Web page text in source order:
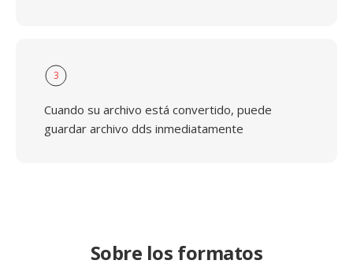
3
Cuando su archivo está convertido, puede
guardar archivo dds inmediatamente
Sobre los formatos